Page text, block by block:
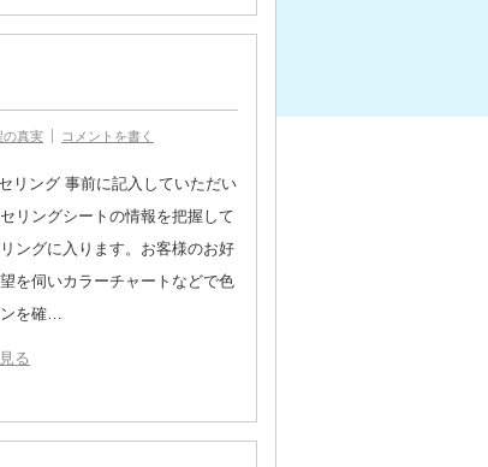
の真実 コメントを書く
リング 事前に記入していただい
リングシートの情報を把握して
ングに入ります。お客様のお好
を伺いカラーチャートなどで色
を確…
る